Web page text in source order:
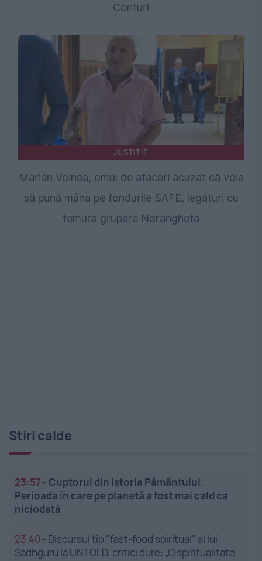
Conturi
JUSTITIE
Marian Voinea, omul de afaceri acuzat că voia
să pună mâna pe fondurile SAFE, legături cu
temuta grupare Ndrangheta
Stiri calde
23:57 -Cuptorul din istoria Pământului.
Perioada în care pe planetă a fost mai cald ca
niciodată
23:40 - Discursul tip "fast-food spiritual" al lui
Sadhguru la UNTOLD, critici dure: „O spiritualitate